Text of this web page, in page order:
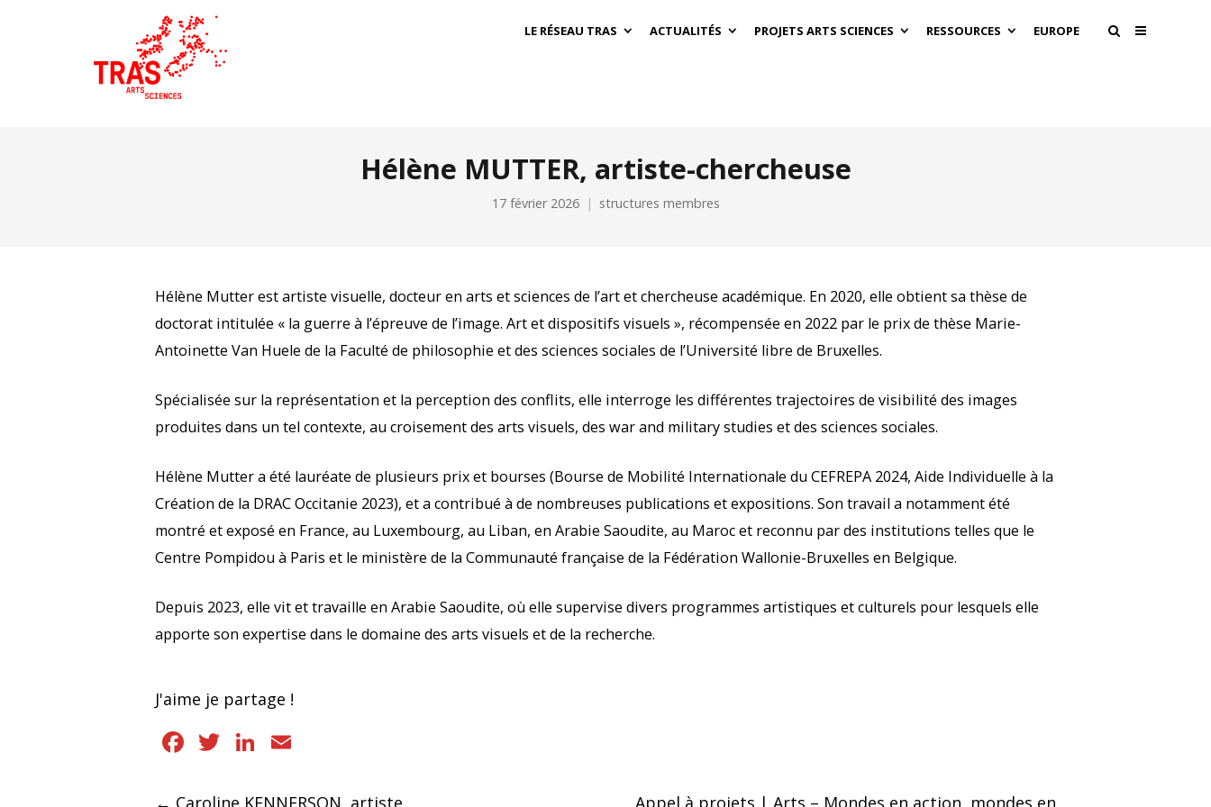
LE RÉSEAU TRAS ACTUALITÉS PROJETS ARTS SCIENCES RESSOURCES EUROPE
Hélène MUTTER, artiste-chercheuse
17 février 2026 structures membres
Hélène Mutter est artiste visuelle, docteur en arts et sciences de l’art et chercheuse académique. En 2020, elle obtient sa thèse de
doctorat intitulée « la guerre à l’épreuve de l’image. Art et dispositifs visuels », récompensée en 2022 par le prix de thèse Marie-
Antoinette Van Huele de la Faculté de philosophie et des sciences sociales de l’Université libre de Bruxelles.
Spécialisée sur la représentation et la perception des conflits, elle interroge les différentes trajectoires de visibilité des images
produites dans un tel contexte, au croisement des arts visuels, des war and military studies et des sciences sociales.
Hélène Mutter a été lauréate de plusieurs prix et bourses (Bourse de Mobilité Internationale du CEFREPA 2024, Aide Individuelle à la
Création de la DRAC Occitanie 2023), et a contribué à de nombreuses publications et expositions. Son travail a notamment été
montré et exposé en France, au Luxembourg, au Liban, en Arabie Saoudite, au Maroc et reconnu par des institutions telles que le
Centre Pompidou à Paris et le ministère de la Communauté française de la Fédération Wallonie-Bruxelles en Belgique.
Depuis 2023, elle vit et travaille en Arabie Saoudite, où elle supervise divers programmes artistiques et culturels pour lesquels elle
apporte son expertise dans le domaine des arts visuels et de la recherche.
J'aime je partage !
Facebook
TwitterLinkedIn
← Caroline KENNERSON, artiste
Appel à projets | Arts – Mondes en action, mondes en